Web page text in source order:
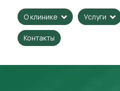
О клинике Услуги
Контакты